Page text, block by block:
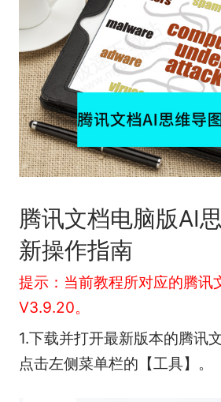
腾讯文档电脑版AI
新操作指南
提示：当前教程所对应的腾讯
V3.9.20。
1.下载并打开最新版本的腾讯
点击左侧菜单栏的【工具】。